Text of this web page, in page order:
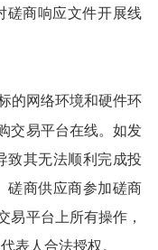
磋商响应文件开展线
的网络环境和硬件环
交易平台在线。如发
致其无法顺利完成投
磋商供应商参加磋商
易平台上所有操作，
表人合法授权。